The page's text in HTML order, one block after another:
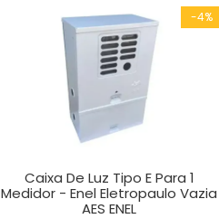
-4%
Caixa De Luz Tipo E Para 1
Medidor - Enel Eletropaulo Vazia
AES ENEL